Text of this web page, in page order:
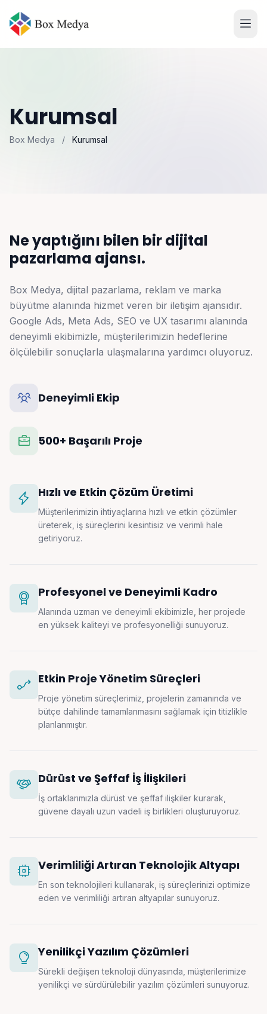
Kurumsal
Box Medya / Kurumsal
Ne yaptığını bilen bir dijital
pazarlama ajansı.
Box Medya, dijital pazarlama, reklam ve marka
büyütme alanında hizmet veren bir iletişim ajansıdır.
Google Ads, Meta Ads, SEO ve UX tasarımı alanında
deneyimli ekibimizle, müşterilerimizin hedeflerine
ölçülebilir sonuçlarla ulaşmalarına yardımcı oluyoruz.
Deneyimli Ekip
500+ Başarılı Proje
Hızlı ve Etkin Çözüm Üretimi
Müşterilerimizin ihtiyaçlarına hızlı ve etkin çözümler
üreterek, iş süreçlerini kesintisiz ve verimli hale
getiriyoruz.
Profesyonel ve Deneyimli Kadro
Alanında uzman ve deneyimli ekibimizle, her projede
en yüksek kaliteyi ve profesyonelliği sunuyoruz.
Etkin Proje Yönetim Süreçleri
Proje yönetim süreçlerimiz, projelerin zamanında ve
bütçe dahilinde tamamlanmasını sağlamak için titizlikle
planlanmıştır.
Dürüst ve Şeffaf İş İlişkileri
İş ortaklarımızla dürüst ve şeffaf ilişkiler kurarak,
güvene dayalı uzun vadeli iş birlikleri oluşturuyoruz.
Verimliliği Artıran Teknolojik Altyapı
En son teknolojileri kullanarak, iş süreçlerinizi optimize
eden ve verimliliği artıran altyapılar sunuyoruz.
Yenilikçi Yazılım Çözümleri
Sürekli değişen teknoloji dünyasında, müşterilerimize
yenilikçi ve sürdürülebilir yazılım çözümleri sunuyoruz.